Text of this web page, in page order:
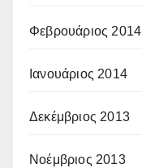
Φεβρουάριος 2014
Ιανουάριος 2014
Δεκέμβριος 2013
Νοέμβριος 2013